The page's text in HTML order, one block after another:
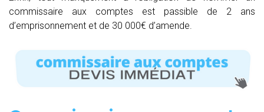
commissaire aux comptes est passible de 2 ans
d’emprisonnement et de 30 000€ d’amende.